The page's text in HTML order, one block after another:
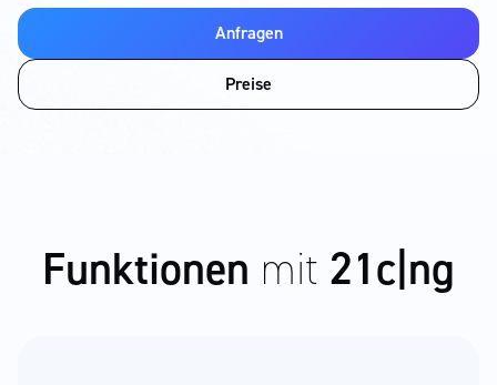
Anfragen
Preise
Funktionen mit 21c|ng